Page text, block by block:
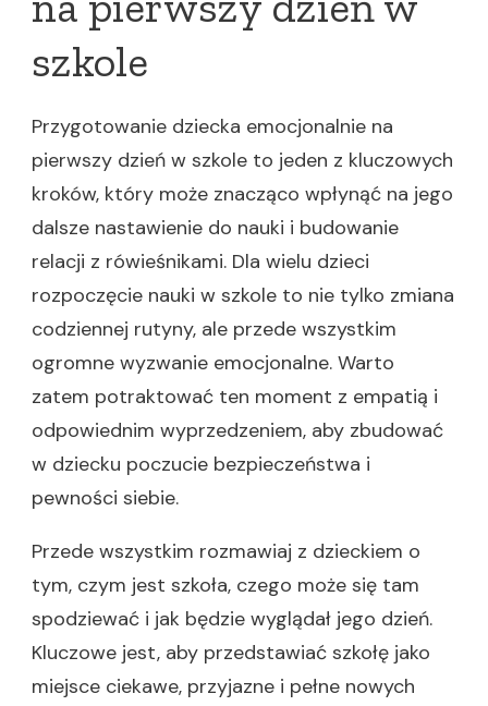
szkole
Przygotowanie dziecka emocjonalnie na
pierwszy dzień w szkole to jeden z kluczowych
kroków, który może znacząco wpłynąć na jego
dalsze nastawienie do nauki i budowanie
relacji z rówieśnikami. Dla wielu dzieci
rozpoczęcie nauki w szkole to nie tylko zmiana
codziennej rutyny, ale przede wszystkim
ogromne wyzwanie emocjonalne. Warto
zatem potraktować ten moment z empatią i
odpowiednim wyprzedzeniem, aby zbudować
w dziecku poczucie bezpieczeństwa i
pewności siebie.
Przede wszystkim rozmawiaj z dzieckiem o
tym, czym jest szkoła, czego może się tam
spodziewać i jak będzie wyglądał jego dzień.
Kluczowe jest, aby przedstawiać szkołę jako
miejsce ciekawe, przyjazne i pełne nowych